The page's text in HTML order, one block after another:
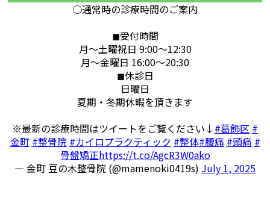
○通常時の診療時間のご案内
◼︎受付時間
月～土曜祝日 9:00～12:30
月～金曜日 16:00～20:30
◼︎休診日
日曜日
夏期・冬期休暇を頂きます
※最新の診療時間はツイートをご覧ください↓ #葛飾区 #
金町 #整骨院 #カイロプラクティック #整体#腰痛 #頭痛 #
骨盤矯正https://t.co/AgcR3W0ako
— 金町 豆の木整骨院 (@mamenoki0419s) July 1, 2025